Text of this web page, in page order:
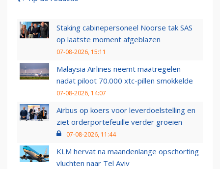
Staking cabinepersoneel Noorse tak SAS
op laatste moment afgeblazen
07-08-2026, 15:11
Malaysia Airlines neemt maatregelen
nadat piloot 70.000 xtc-pillen smokkelde
07-08-2026, 14:07
Airbus op koers voor leverdoelstelling en
ziet orderportefeuille verder groeien
07-08-2026, 11:44
KLM hervat na maandenlange opschorting
vluchten naar Tel Aviv